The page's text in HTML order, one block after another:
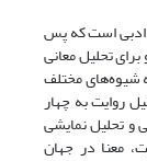
ادبی است که پس
تحلیل معانی
شیوه‌های مختلف
روایت به چهار
و تحلیل نمایشی
معنا در جهان